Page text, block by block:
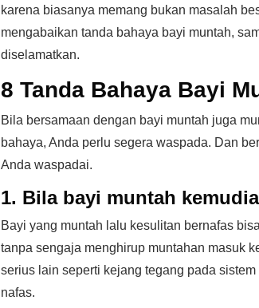
karena biasanya memang bukan masalah
mengabaikan tanda bahaya bayi muntah,
diselamatkan.
8 Tanda Bahaya Bayi
Bila bersamaan dengan bayi muntah juga
bahaya, Anda perlu segera waspada. Dan
Anda waspadai.
1. Bila bayi muntah
Bayi yang muntah lalu kesulitan bernafas
tanpa sengaja menghirup muntahan masuk
serius lain seperti kejang tegang pada
nafas.